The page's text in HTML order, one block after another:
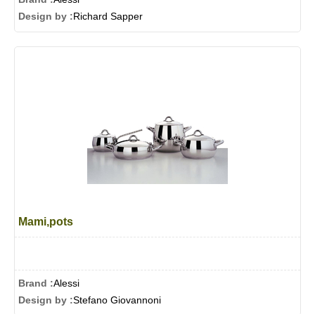
Design by :Richard Sapper
Mami,pots
Brand :Alessi
Design by :Stefano Giovannoni